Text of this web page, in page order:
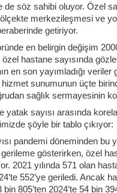
de söz sahibi oluyor. Özel
merkezileşmesi ve
getiriyor.
en belirgin değişim
özel hastane sayısında
en son yayımladığı veriler
hizmet sunumunun üçte
sağlık sermayesinin
yatak sayısı arasında
şöyle bir tablo çıkıyor:
pandemi döneminden bu
gerileme gösterirken, özel
2021 yılında 571 olan
552’ye geriledi. Ancak
bin 805’ten 2024’te 54 bin